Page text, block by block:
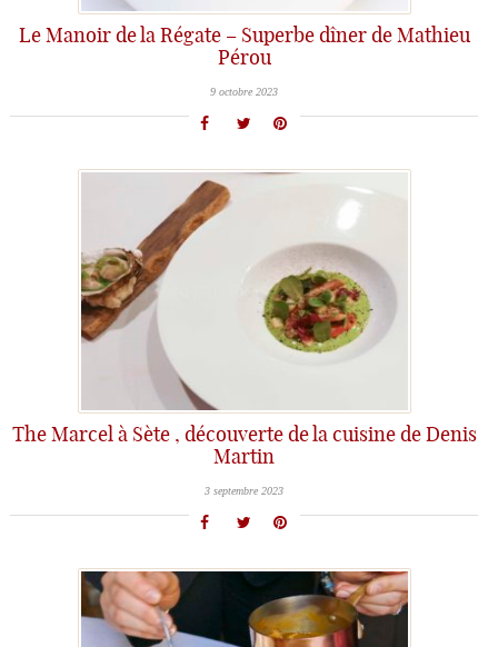
Le Manoir de la Régate – Superbe dîner de Mathieu
Pérou
9 octobre 2023
The Marcel à Sète , découverte de la cuisine de Denis
Martin
3 septembre 2023